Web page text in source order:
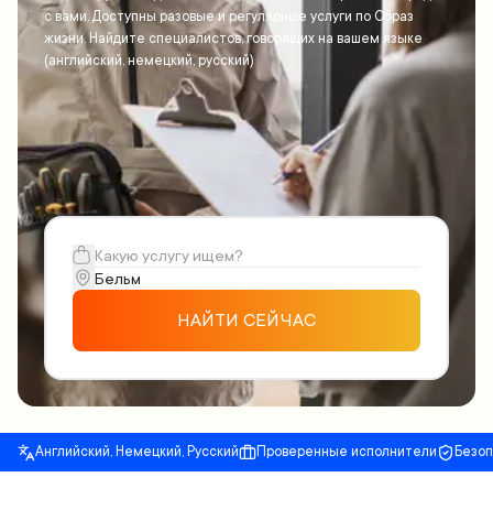
с вами. Доступны разовые и регулярные услуги по Образ
жизни. Найдите специалистов, говорящих на вашем языке
(английский, немецкий, русский)
НАЙТИ СЕЙЧАС
Английский, Немецкий, Русский Проверенные исполнители